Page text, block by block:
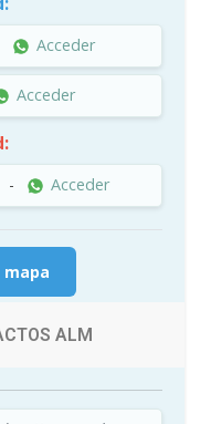
Acceder
Acceder
- Acceder
ALM